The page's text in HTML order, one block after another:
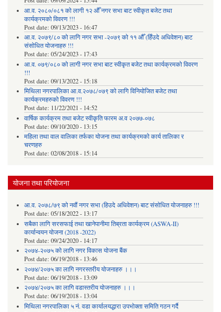
आ.व. २०८०/०८१ को लागी १२ औँ नगर सभा बाट स्वीकृत बजेट तथा
कार्यक्रमको विवरण !!!
Post date: 09/13/2023 - 16:47
आ.व. २०७९/८० को लागि नगर सभा -२०७९ को ११ औँ (हिँउदे अधिवेशन) बाट
संसोधित योजनाहरु !!!
Post date: 05/24/2023 - 17:43
आ.व. ०७९/०८० को लागी नगर सभा बाट स्वीकृत बजेट तथा कार्यक्रमको विवरण
!!!
Post date: 09/13/2022 - 15:18
मिथिला नगरपालिका आ.व.२०७८/०७९ को लागि विनियोजित बजेट तथा
कार्यक्रमहरुको विवरण !!!
Post date: 11/22/2021 - 14:52
वार्षिक कार्यक्रम तथा बजेट स्वीकृति फारम अ.व २०७७-०७८
Post date: 09/10/2020 - 13:15
महिला तथा वाल वालिका तर्फका याेजना तथा कार्यक्रमकाे कार्य तालिका र
चरणहरु
Post date: 02/08/2018 - 15:14
योजना तथा परियोजना
आ.व. २०७८/७९ को नवौं नगर सभा (हिउदे अधिवेशन) बाट संसोधित योजनाहरु !!!
Post date: 05/18/2022 - 13:17
सबैका लागि सरसफाई तथा खानेपानीमा तिब्रता कार्यक्रम (ASWA-II)
कार्यान्वयन योजना (2018 -2022)
Post date: 09/24/2020 - 14:17
२०७४-२०७५ को लागि नगर विकास योजना बैंक
Post date: 06/19/2018 - 13:46
२०७४/२०७५ का लागि नगरस्तरीय योजनाहरु ।।।
Post date: 06/19/2018 - 13:09
२०७४/२०७५ का लागि वडास्तरीय योजनाहरु ।।।
Post date: 06/19/2018 - 13:04
मिथिला नगरपालिका ५ नं. वडा कार्यालयद्धारा उपभोक्ता समिति गठन गर्दै